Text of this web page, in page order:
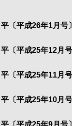
〔平成26年1月号〕
〔平成25年12月号
〔平成25年11月号
〔平成25年10月号